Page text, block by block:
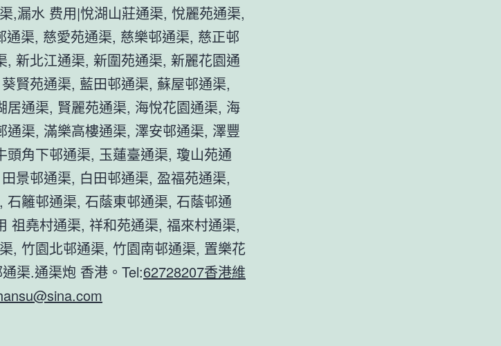
,漏水 费用|悅湖山莊通渠, 悅麗苑通渠,
渠, 慈愛苑通渠, 慈樂邨通渠, 慈正邨
新北江通渠, 新圍苑通渠, 新麗花園通
賢苑通渠, 藍田邨通渠, 蘇屋邨通渠,
通渠, 賢麗苑通渠, 海悅花園通渠, 海
渠, 滿樂高樓通渠, 澤安邨通渠, 澤豐
角下邨通渠, 玉蓮臺通渠, 瓊山苑通
景邨通渠, 白田邨通渠, 盈福苑通渠,
籬邨通渠, 石蔭東邨通渠, 石蔭邨通
祖堯村通渠, 祥和苑通渠, 福來村通渠,
, 竹園北邨通渠, 竹園南邨通渠, 置樂花
渠.通渠炮 香港。Tel:62728207香港維